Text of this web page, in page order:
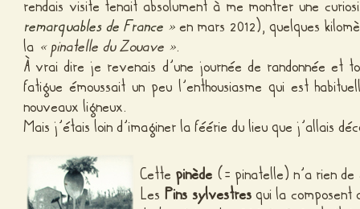
rendais visite tenait absolument à me montrer une
remarquables de France »en mars 2012), quelques
la « pinatelle du Zouave ».
À vrai dire je revenais d’une journée de randonnée et
fatigue émoussait un peu l’enthousiasme qui est
nouveaux ligneux.
Mais j’étais loin d’imaginer la féérie du lieu que j’allais
Cette pinède (= pinatelle) n’a rien de
LesPins sylvestresqui la composent